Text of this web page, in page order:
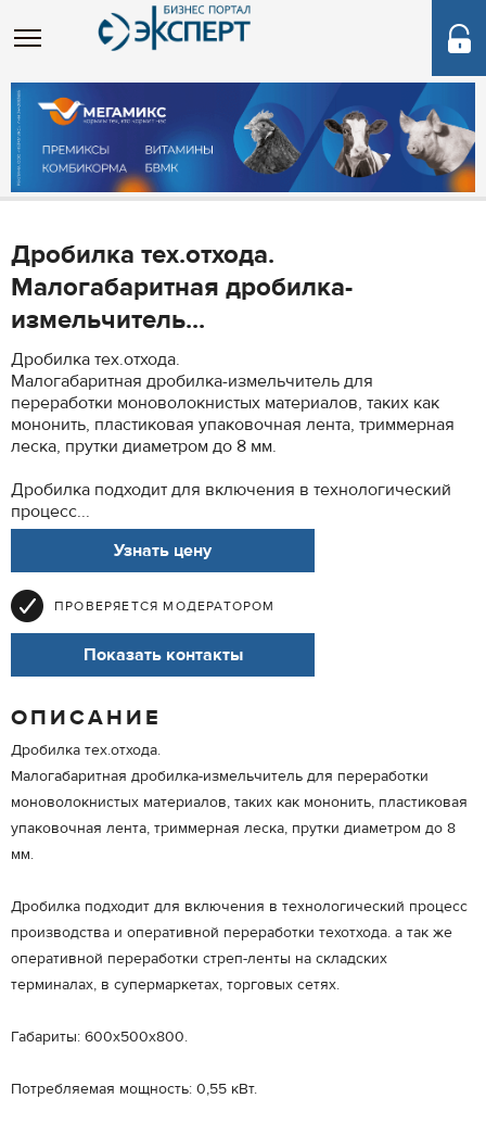
Дробилка тех.отхода.
Малогабаритная дробилка-
измельчитель...
Дробилка тех.отхода.
Малогабаритная дробилка-измельчитель для
переработки моноволокнистых материалов, таких как
мононить, пластиковая упаковочная лента, триммерная
леска, прутки диаметром до 8 мм.
Дробилка подходит для включения в технологический
процесс...
Узнать цену
ПРОВЕРЯЕТСЯ МОДЕРАТОРОМ
Показать контакты
ОПИСАНИЕ
Дробилка тех.отхода.
Малогабаритная дробилка-измельчитель для переработки
моноволокнистых материалов, таких как мононить, пластиковая
упаковочная лента, триммерная леска, прутки диаметром до 8
мм.
Дробилка подходит для включения в технологический процесс
производства и оперативной переработки техотхода. а так же
оперативной переработки стреп-ленты на складских
терминалах, в супермаркетах, торговых сетях.
Габариты: 600х500х800.
Потребляемая мощность: 0,55 кВт.